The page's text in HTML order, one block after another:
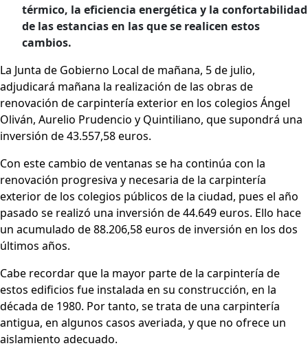
térmico, la eficiencia energética y la confortabilidad
de las estancias en las que se realicen estos
cambios.
La Junta de Gobierno Local de mañana, 5 de julio,
adjudicará mañana la realización de las obras de
renovación de carpintería exterior en los colegios Ángel
Oliván, Aurelio Prudencio y Quintiliano, que supondrá una
inversión de 43.557,58 euros.
Con este cambio de ventanas se ha continúa con la
renovación progresiva y necesaria de la carpintería
exterior de los colegios públicos de la ciudad, pues el año
pasado se realizó una inversión de 44.649 euros. Ello hace
un acumulado de 88.206,58 euros de inversión en los dos
últimos años.
Cabe recordar que la mayor parte de la carpintería de
estos edificios fue instalada en su construcción, en la
década de 1980. Por tanto, se trata de una carpintería
antigua, en algunos casos averiada, y que no ofrece un
aislamiento adecuado.